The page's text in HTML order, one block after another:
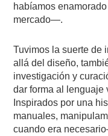
habíamos
mercado—.
Tuvimos la suerte de
allá del diseño,
investigación y
dar forma al lenguaje
Inspirados por una
manuales,
cuando era